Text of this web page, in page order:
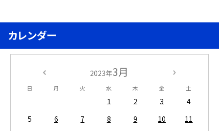
カレンダー
2023年3月
日 月 火 水 木 金 土
1 2 3
4
5
6 7 8 9 10
11